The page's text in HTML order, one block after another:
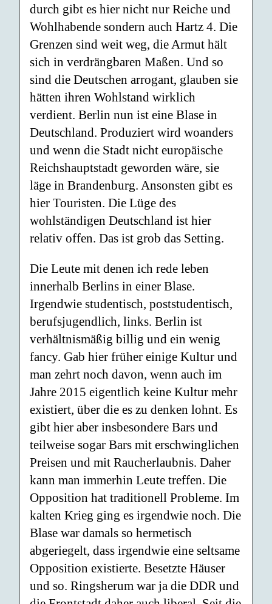
durch gibt es hier nicht nur Reiche und
Wohlhabende sondern auch Hartz 4. Die
Grenzen sind weit weg, die Armut hält
sich in verdrängbaren Maßen. Und so
sind die Deutschen arrogant, glauben sie
hätten ihren Wohlstand wirklich
verdient. Berlin nun ist eine Blase in
Deutschland. Produziert wird woanders
und wenn die Stadt nicht europäische
Reichshauptstadt geworden wäre, sie
läge in Brandenburg. Ansonsten gibt es
hier Touristen. Die Lüge des
wohlständigen Deutschland ist hier
relativ offen. Das ist grob das Setting.
Die Leute mit denen ich rede leben
innerhalb Berlins in einer Blase.
Irgendwie studentisch, poststudentisch,
berufsjugendlich, links. Berlin ist
verhältnismäßig billig und ein wenig
fancy. Gab hier früher einige Kultur und
man zehrt noch davon, wenn auch im
Jahre 2015 eigentlich keine Kultur mehr
existiert, über die es zu denken lohnt. Es
gibt hier aber insbesondere Bars und
teilweise sogar Bars mit erschwinglichen
Preisen und mit Raucherlaubnis. Daher
kann man immerhin Leute treffen. Die
Opposition hat traditionell Probleme. Im
kalten Krieg ging es irgendwie noch. Die
Blase war damals so hermetisch
abgeriegelt, dass irgendwie eine seltsame
Opposition existierte. Besetzte Häuser
und so. Ringsherum war ja die DDR und